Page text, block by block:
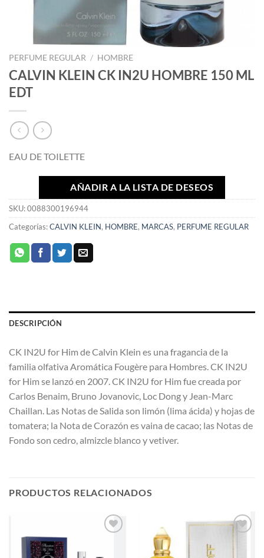
PERFUME REGULAR / HOMBRE
CALVIN KLEIN CK IN2U HOMBRE 150 ML
EDT
EAU DE TOILETTE
AÑADIR A LA LISTA DE DESEOS
SKU:0088300196944
Categorías:CALVIN KLEIN, HOMBRE, MARCAS, PERFUME REGULAR
DESCRIPCIÓN
CK IN2U for Him de Calvin Klein es una fragancia de la
familia olfativa Aromática Fougère para Hombres. CK IN2U
for Him se lanzó en 2007. CK IN2U for Him fue creada por
Carlos Benaim, Bruno Jovanovic, Loc Dong y Jean-Marc
Chaillan. Las Notas de Salida son limón (lima ácida) y hojas de
tomatera; la Nota de Corazón es vaina de cacao; las Notas de
Fondo son cedro, almizcle blanco y vetiver.
PRODUCTOS RELACIONADOS